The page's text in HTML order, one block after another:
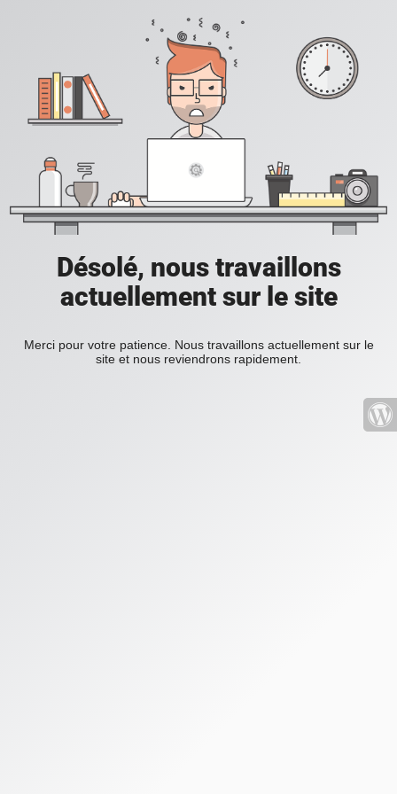
Désolé, nous travaillons
actuellement sur le site
Merci pour votre patience. Nous travaillons actuellement sur le
site et nous reviendrons rapidement.